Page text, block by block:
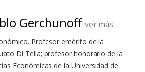
Gerchunoff ver más
Profesor emérito de la
Di Tella; profesor honorario de la
Económicas de la Universidad de